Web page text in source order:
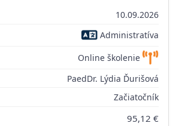
10.09.2026
Administratíva
Online školenie
PaedDr. Lýdia Ďurišová
Začiatočník
95,12 €